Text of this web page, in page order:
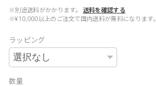
※別途送料がかかります。
送料を確認する
※¥10,000以上のご注文で国内送料が無料になります。
ラッピング
数量